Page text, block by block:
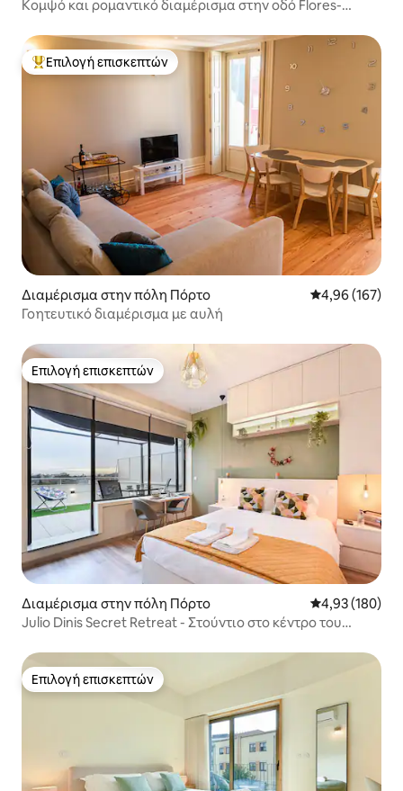
Κομψό και ρομαντικό διαμέρισμα στην οδό Flores-
Κορυφαία επιλογή επισκεπτών
Επιλογή επισκεπτών
Διαμέρισμα στην πόλη Πόρτο Μέση
4,96 (167)
Γοητευτικό διαμέρισμα με αυλή
Επιλογή επισκεπτών
Επιλογή επισκεπτών
Διαμέρισμα στην πόλη Πόρτο Μέση
4,93 (180)
Julio Dinis Secret Retreat - Στούντιο στο κέντρο του
Επιλογή επισκεπτών
Επιλογή επισκεπτών